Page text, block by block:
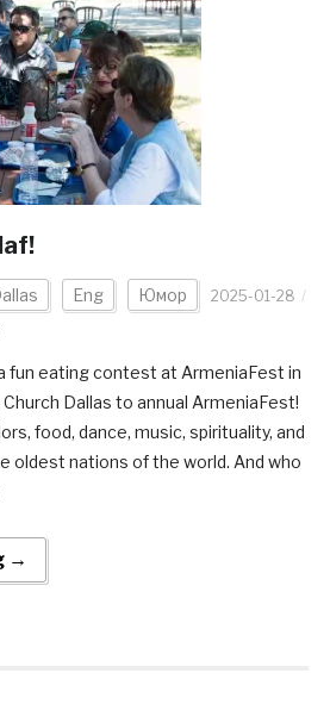
Eng Юмор
2025-01-28
fun eating contest at ArmeniaFest in
Dallas to annual ArmeniaFest!
food, dance, music, spirituality, and
oldest nations of the world. And who
→